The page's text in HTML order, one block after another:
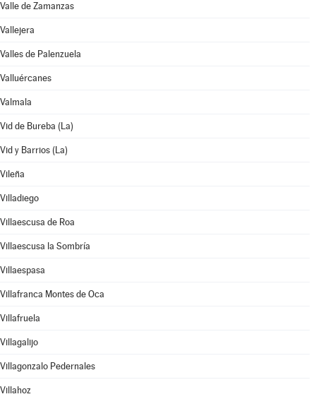
Valle de Zamanzas
Vallejera
Valles de Palenzuela
Valluércanes
Valmala
Vid de Bureba (La)
Vid y Barrios (La)
Vileña
Villadiego
Villaescusa de Roa
Villaescusa la Sombría
Villaespasa
Villafranca Montes de Oca
Villafruela
Villagalijo
Villagonzalo Pedernales
Villahoz